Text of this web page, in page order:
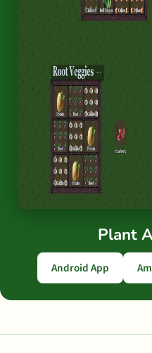
Plant
Android App